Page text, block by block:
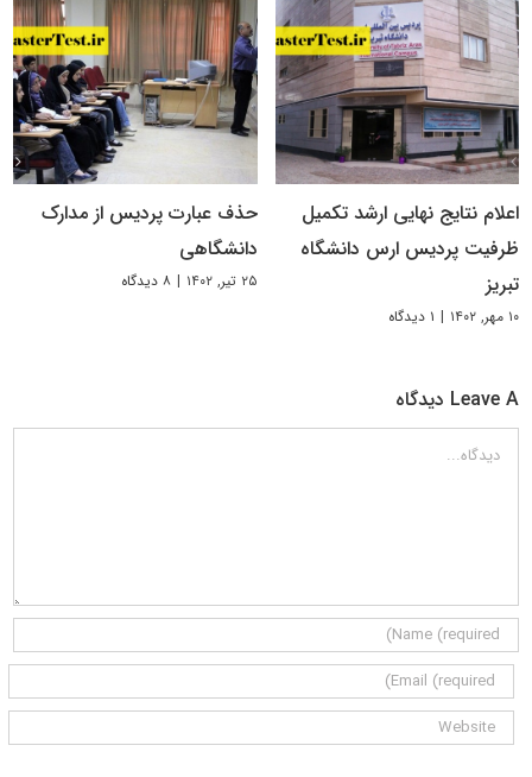
اعلام نتایج نهایی ارشد تکمیل
ظرفیت پردیس ارس دانشگاه
تبریز
۱۰ مهر, ۱۴۰۲ | ۱ دیدگاه
حذف عبارت پردیس از مدارک
دانشگاهی
۲۵ تیر, ۱۴۰۲ | ۸ دیدگاه
Leave A دیدگاه
دیدگاه